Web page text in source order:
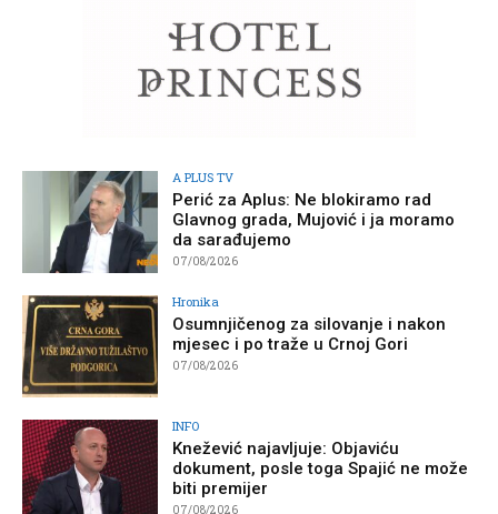
A PLUS TV
Perić za Aplus: Ne blokiramo rad
Glavnog grada, Mujović i ja moramo
da sarađujemo
07/08/2026
Hronika
Osumnjičenog za silovanje i nakon
mjesec i po traže u Crnoj Gori
07/08/2026
INFO
Knežević najavljuje: Objaviću
dokument, posle toga Spajić ne može
biti premijer
07/08/2026